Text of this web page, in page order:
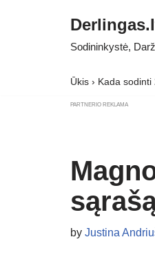
Sodininkystė,
Ūkis › Kada sodinti
PARTNERIO REKLAMA
by Justina